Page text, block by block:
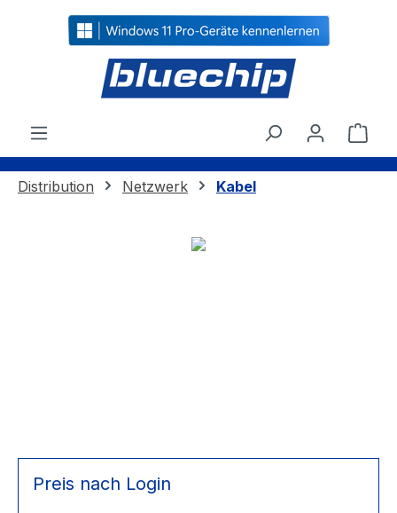
springen
Distribution Netzwerk Kabel
Bildergalerie überspringen
Preis nach Login